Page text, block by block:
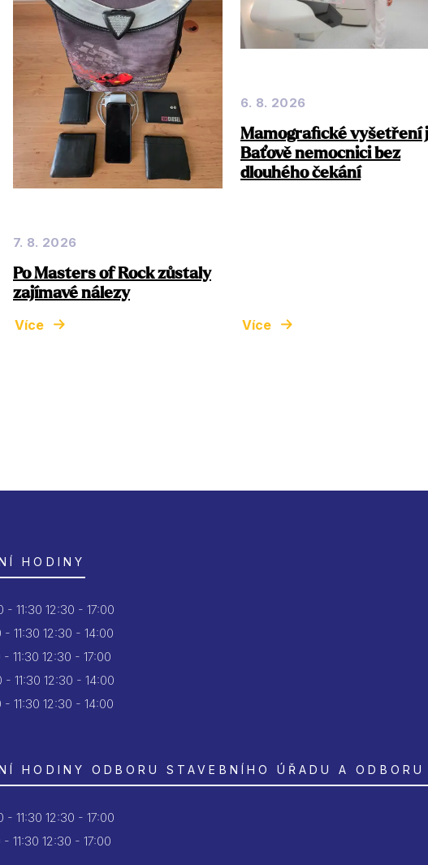
7. 8. 2026
Po Masters of Rock zůstaly
zajímavé nálezy
Více
6. 8. 2026
Mamografické vyšetření
Baťově nemocnici bez
dlouhého čekání
Více
HODINY
- 11:30 12:30 - 17:00
- 11:30 12:30 - 14:00
11:30 12:30 - 17:00
- 11:30 12:30 - 14:00
- 11:30 12:30 - 14:00
HODINY ODBORU STAVEBNÍHO ÚŘADU A
- 11:30 12:30 - 17:00
11:30 12:30 - 17:00